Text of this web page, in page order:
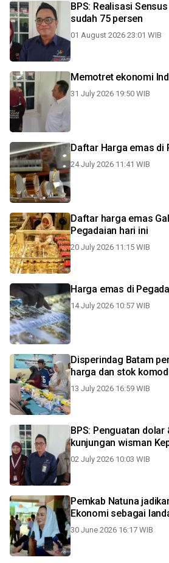
BPS: Realisasi
sudah 75 persen
01 August 2026 23:01 WIB
Memotret ekonomi
31 July 2026 19:50 WIB
Daftar Harga emas di
24 July 2026 11:41 WIB
Daftar harga emas
Pegadaian hari ini
20 July 2026 11:15 WIB
Harga emas di
14 July 2026 10:57 WIB
Disperindag Batam
harga dan stok
13 July 2026 16:59 WIB
BPS: Penguatan
kunjungan wisman
02 July 2026 10:03 WIB
Pemkab Natuna
Ekonomi sebagai
30 June 2026 16:17 WIB